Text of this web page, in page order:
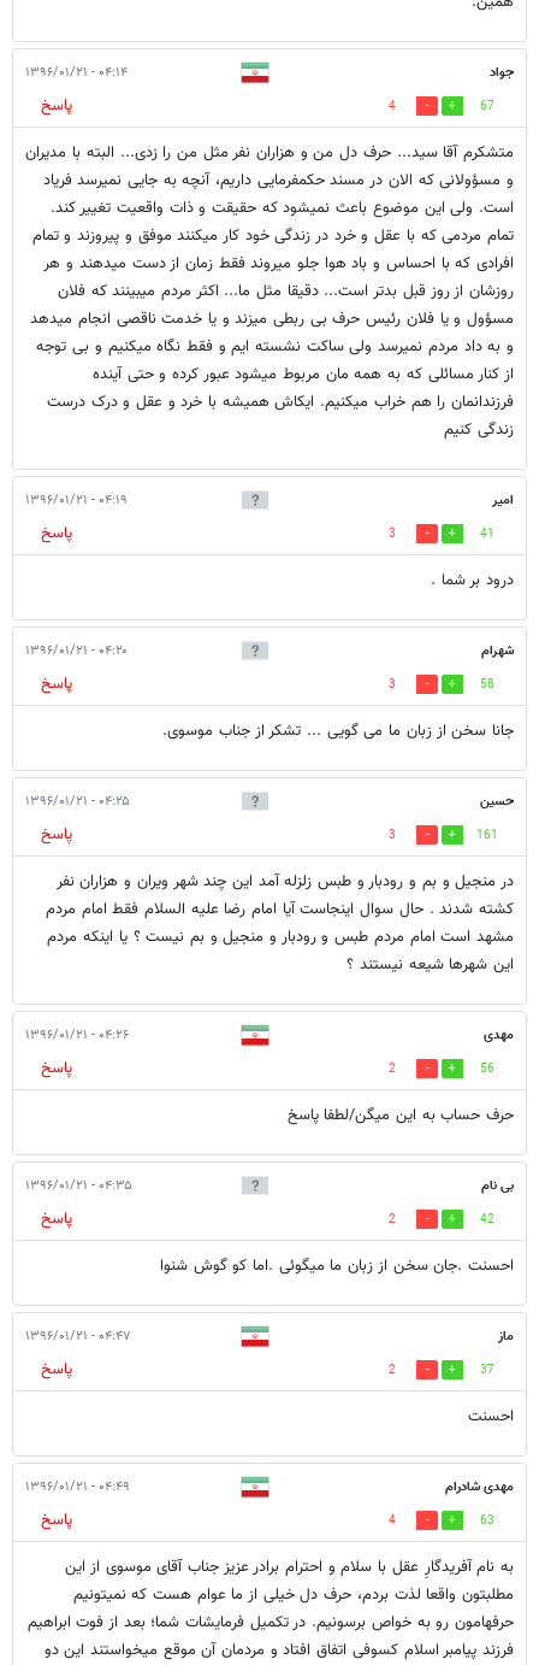
جواد ۰۴:۱۴ - ۱۳۹۶/۰۱/۲۱
67
4
پاسخ
متشکرم آقا سید... حرف دل من و هزاران نفر مثل من را زدی... البته با مدیران
و مسؤولانی که الان در مسند حکمفرمایی داریم، آنچه به جایی نمیرسد فریاد
است. ولی این موضوع باعث نمیشود که حقیقت و ذات واقعیت تغییر کند.
تمام مردمی که با عقل و خرد در زندگی خود کار میکنند موفق و پیروزند و تمام
افرادی که با احساس و باد هوا جلو میروند فقط زمان از دست میدهند و هر
روزشان از روز قبل بدتر است... دقیقا مثل ما... اکثر مردم میبینند که فلان
مسؤول و یا فلان رئیس حرف بی ربطی میزند و یا خدمت ناقصی انجام میدهد
و به داد مردم نمیرسد ولی ساکت نشسته ایم و فقط نگاه میکنیم و بی توجه
از کنار مسائلی که به همه مان مربوط میشود عبور کرده و حتی آینده
فرزندانمان را هم خراب میکنیم. ایکاش همیشه با خرد و عقل و درک درست
زندگی کنیم
امیر ۰۴:۱۹ - ۱۳۹۶/۰۱/۲۱
41
3
پاسخ
درود بر شما .
شهرام ۰۴:۲۰ - ۱۳۹۶/۰۱/۲۱
58
3
پاسخ
جانا سخن از زبان ما می گویی ... تشکر از جناب موسوی.
حسین ۰۴:۲۵ - ۱۳۹۶/۰۱/۲۱
161
3
پاسخ
در منجیل و بم و رودبار و طبس زلزله آمد این چند شهر ویران و هزاران نفر
کشته شدند . حال سوال اینجاست آیا امام رضا علیه السلام فقط امام مردم
مشهد است امام مردم طبس و رودبار و منجیل و بم نیست ؟ یا اینکه مردم
این شهرها شیعه نیستند ؟
مهدی ۰۴:۲۶ - ۱۳۹۶/۰۱/۲۱
56
2
پاسخ
حرف حساب به این میگن/لطفا پاسخ
بی نام ۰۴:۳۵ - ۱۳۹۶/۰۱/۲۱
42
2
پاسخ
احسنت .جان سخن از زبان ما میگوئی .اما کو گوش شنوا
ماز ۰۴:۴۷ - ۱۳۹۶/۰۱/۲۱
37
2
پاسخ
احسنت
مهدی شادرام ۰۴:۴۹ - ۱۳۹۶/۰۱/۲۱
63
4
پاسخ
به نام آفریدگارِ عقل با سلام و احترام برادر عزیز جناب آقای موسوی از این
مطلبتون واقعا لذت بردم، حرف دل خیلی از ما عوام هست که نمیتونیم
حرفهامون رو به خواص برسونیم. در تکمیل فرمایشات شما؛ بعد از فوت ابراهیم
فرزند پیامبر اسلام کسوفی اتفاق افتاد و مردمان آن موقع میخواستند این دو